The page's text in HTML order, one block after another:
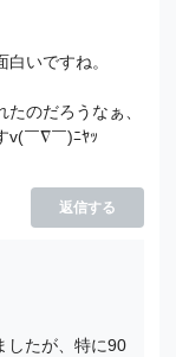
いですね。
のだろうなぁ、
v(￣∇￣)ﾆﾔｯ
返信する
したが、特に90